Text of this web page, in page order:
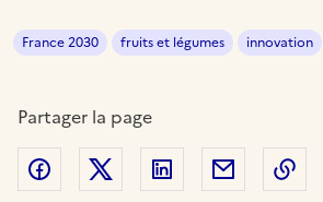
France 2030 fruits et légumes innovation
Partager la page
Partager sur Facebook
Partager sur Twitter
Partager surPartager